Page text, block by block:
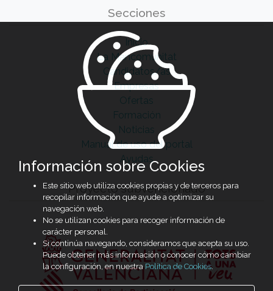
Secciones
Inicio
La Mancomunitat
Candidatos/as
Empresas
Ofertas
Formación
Noticias
Manual de uso del portal
Ayudas
Proyecto subvencionado
Información sobre Cookies
Este sitio web utiliza cookies propias y de terceros para
recopilar información que ayude a optimizar su
navegación web.
No se utilizan cookies para recoger información de
carácter personal.
Si continúa navegando, consideramos que acepta su uso.
Puede obtener más información o conocer cómo cambiar
la configuración, en nuestra Política de Cookies.